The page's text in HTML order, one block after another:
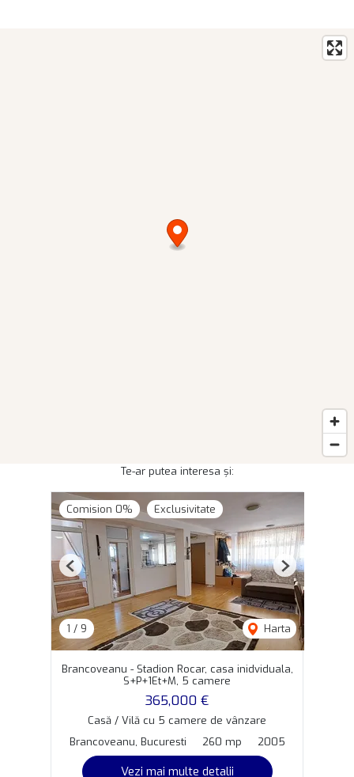
Te-ar putea interesa și:
Comision 0% Exclusivitate
1 / 9 Harta
Previous Next
Brancoveanu - Stadion Rocar, casa inidviduala,
S+P+1Et+M, 5 camere
365,000 €
Casă / Vilă cu 5 camere de vânzare
Brancoveanu, Bucuresti
260 mp 2005
Vezi mai multe detalii